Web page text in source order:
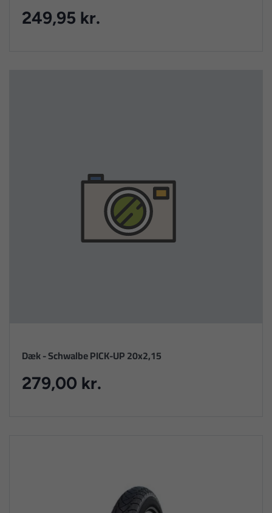
249,95 kr.
Dæk - Schwalbe PICK-UP 20x2,15
279,00 kr.